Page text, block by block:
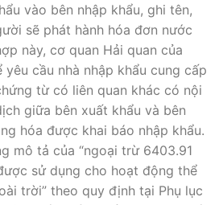
vào bên nhập khẩu, ghi tên,
sẽ phát hành hóa đơn nước
này, cơ quan Hải quan của
cầu nhà nhập khẩu cung cấp
từ có liên quan khác có nội
giữa bên xuất khẩu và bên
hóa được khai báo nhập khẩu.
mô tả của “ngoại trừ 6403.91
sử dụng cho hoạt động thể
trời” theo quy định tại Phụ lục